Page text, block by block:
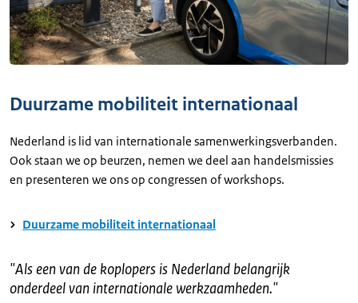
Duurzame mobiliteit internationaal
Nederland is lid van internationale samenwerkingsverbanden.
Ook staan we op beurzen, nemen we deel aan handelsmissies
en presenteren we ons op congressen of workshops.
Duurzame mobiliteit internationaal
"Als een van de koplopers is Nederland belangrijk
onderdeel van internationale werkzaamheden."